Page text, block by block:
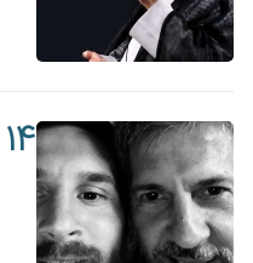
۱۴